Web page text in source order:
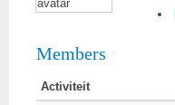
Members
Activiteit